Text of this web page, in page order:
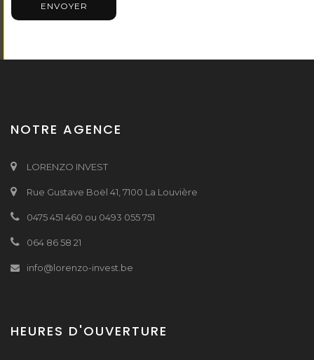
ENVOYER
NOTRE AGENCE
LORENZO INVEST
Rue Gustave Boël 41, 7100 La Louvière
0475 451 460 ou 0493 055 751
064 86 58 21
info@lorenzo-invest.be
HEURES D'OUVERTURE